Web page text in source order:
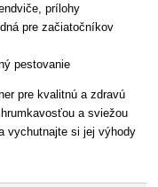
prílohy
pre začiatočníkov
pestovanie
pre kvalitnú a zdravú
a sviežou
vychutnajte si jej výhody